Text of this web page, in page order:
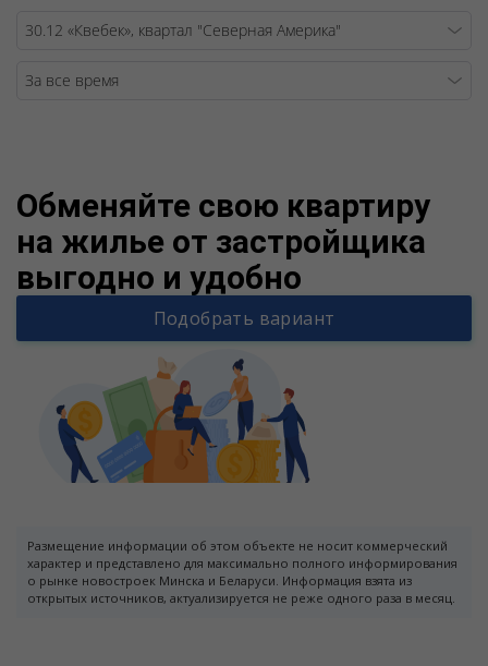
Обменяйте свою квартиру
на жилье от застройщика
выгодно и удобно
Подобрать вариант
Размещение информации об этом объекте не носит коммерческий
характер и представлено для максимально полного информирования
о рынке новостроек Минска и Беларуси. Информация взята из
открытых источников, актуализируется не реже одного раза в месяц.